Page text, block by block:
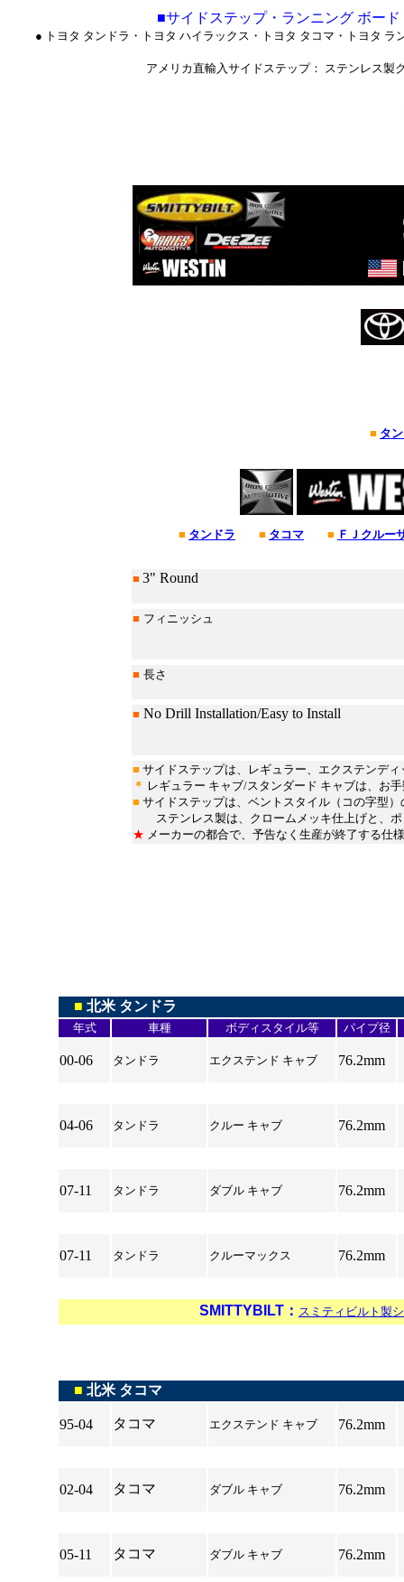
■サイドステップ・ランニング ボー
● トヨタ タンドラ・トヨタ ハイラックス・トヨタ タコマ・トヨタ
アメリカ直輸入サイドステップ： ステンレス製
■ タ
■ タンドラ ■ タコマ ■ ＦＪクルー
■ 3" Round
■ フィニッシュ
■ 長さ
■ No Drill Installation/Easy to Install
■ サイドステップは、レギュラー、エクステンデ
＊ レギュラー キャブ/スタンダード キャブは、お
■ サイドステップは、ベントスタイル（コの字型
ステンレス製は、クロームメッキ仕上げと、ポ
★ メーカーの都合で、予告なく生産が終了する仕
■ 北米 タンドラ
年式 車種 ボディスタイル等 パイプ径
00-06 タンドラ エクステンド キャブ 76.2mm
04-06 タンドラ クルー キャブ 76.2mm
07-11 タンドラ ダブル キャブ 76.2mm
07-11 タンドラ クルーマックス 76.2mm
SMITTYBILT： スミティビルト製
■ 北米 タコマ
95-04 タコマ エクステンド キャブ 76.2mm
02-04 タコマ ダブル キャブ 76.2mm
05-11 タコマ ダブル キャブ 76.2mm